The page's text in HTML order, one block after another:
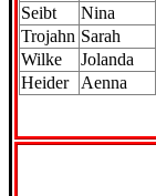
Seibt
Nina
Trojahn Sarah
Wilke
Jolanda
Heider
Aenna